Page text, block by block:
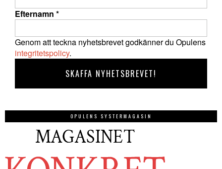
Efternamn *
Genom att teckna nyhetsbrevet godkänner du Opulens
integritetspolicy.
OPULENS SYSTERMAGASIN